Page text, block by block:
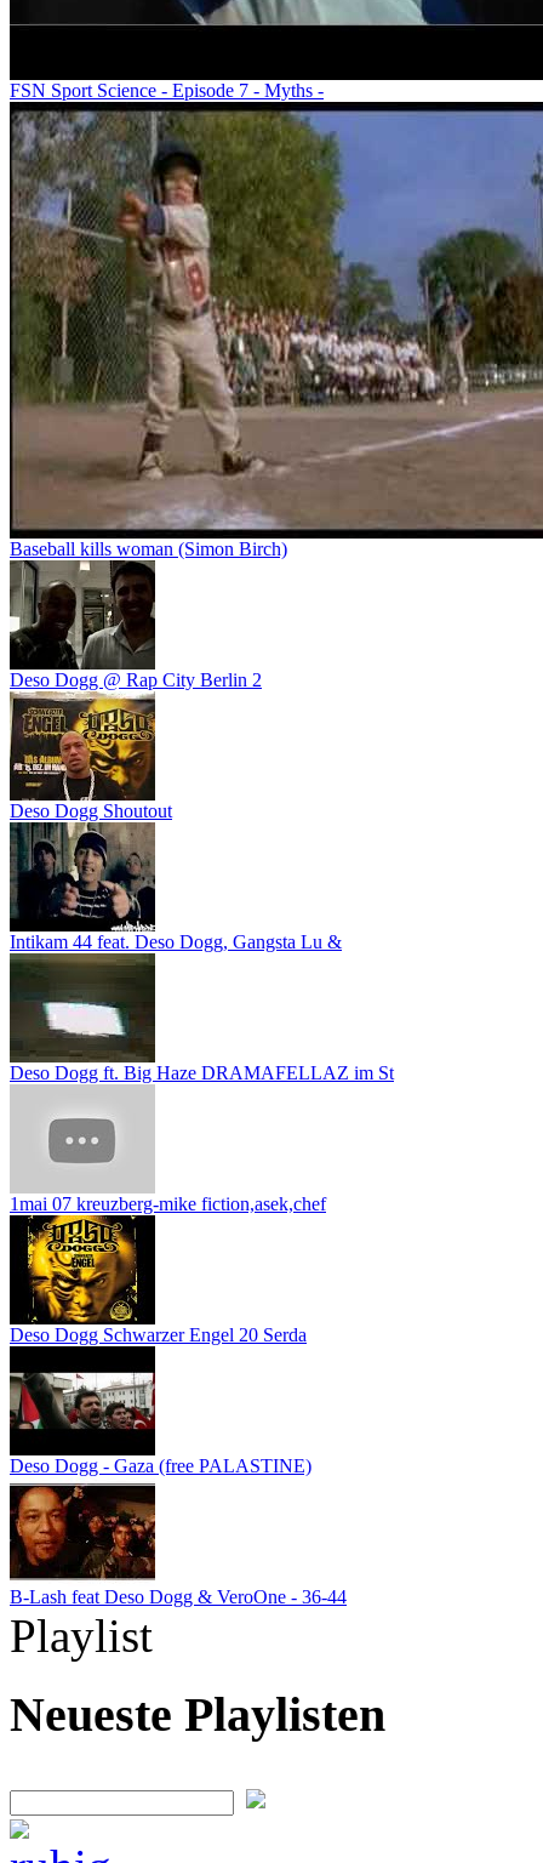
FSN Sport Science - Episode 7 - Myths -
Baseball kills woman (Simon Birch)
Deso Dogg @ Rap City Berlin 2
Deso Dogg Shoutout
Intikam 44 feat. Deso Dogg, Gangsta Lu &
Deso Dogg ft. Big Haze DRAMAFELLAZ im St
1mai 07 kreuzberg-mike fiction,asek,chef
Deso Dogg Schwarzer Engel 20 Serda
Deso Dogg - Gaza (free PALASTINE)
B-Lash feat Deso Dogg & VeroOne - 36-44
Playlist
Neueste Playlisten